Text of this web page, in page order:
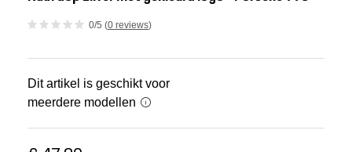
Nieuw
Acties
Porsche finder
0/5 (0 reviews)
Dit artikel is geschikt voor
meerdere modellen